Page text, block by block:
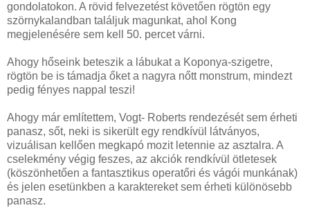
gondolatokon. A rövid felvezetést követően rögtön egy
szörnykalandban találjuk magunkat, ahol Kong
megjelenésére sem kell 50. percet várni.
Ahogy hőseink beteszik a lábukat a Koponya-szigetre,
rögtön be is támadja őket a nagyra nőtt monstrum, mindezt
pedig fényes nappal teszi!
Ahogy már említettem, Vogt- Roberts rendezését sem érheti
panasz, sőt, neki is sikerült egy rendkívül látványos,
vizuálisan kellően megkapó mozit letennie az asztalra. A
cselekmény végig feszes, az akciók rendkívül ötletesek
(köszönhetően a fantasztikus operatőri és vágói munkának)
és jelen esetünkben a karaktereket sem érheti különösebb
panasz.